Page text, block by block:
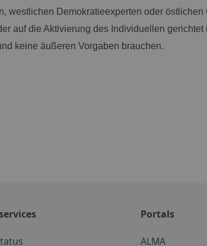
westlichen Demokratieexperten oder östlichen
auf die Aktivierung des Individuellen
keine äußeren Vorgaben brauchen.
Portals
ALMA